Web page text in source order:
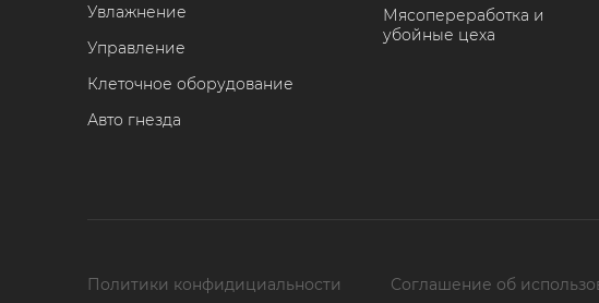
Увлажнение
Управление
Клеточное оборудование
Авто гнезда
Мясопереработка и
убойные цеха
Политики конфидициальности
Соглашение об